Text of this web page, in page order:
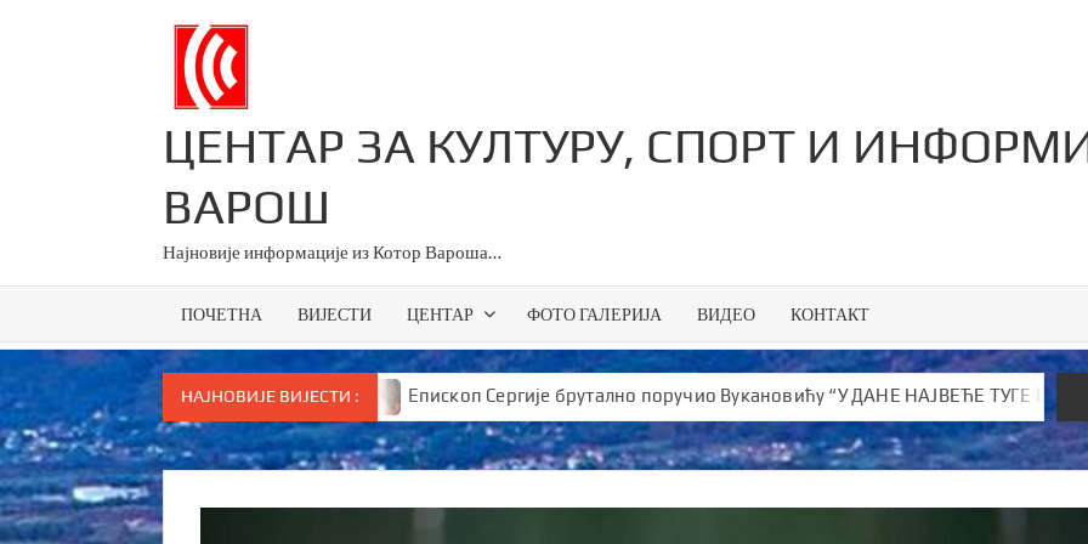
ЦЕНТАР ЗА КУЛТУРУ, СПОРТ И
ВАРОШ
Најновије информације из Котор Вароша…
ПОЧЕТНА ВИЈЕСТИ ЦЕНТАР ФОТО ГАЛЕРИЈА ВИДЕО КОНТАКТ
НАЈНОВИЈЕ ВИЈЕСТИ :
за све основце у Српској Епископ Сергије брутално поручио Вукановићу “У ДАНЕ НАЈВЕЋЕ ТУГЕ ШИРИШ ОТРОВ